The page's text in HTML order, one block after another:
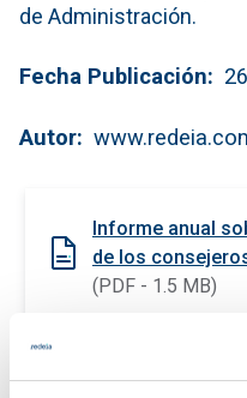
de Administración.
Fecha Publicación
Autor
Informe anual
de los
(PDF - 1.5 MB)